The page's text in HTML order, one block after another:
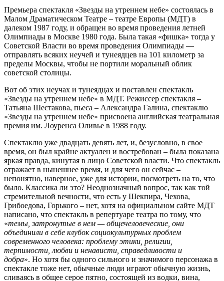
Премьера спектакля «Звезды на утреннем небе» состоялась в
Малом Драматическом Театре – театре Европы (МДТ) в
далеком 1987 году, и обращен во время проведения летней
Олимпиады в Москве 1980 года. Была такая «фишка» тогда у
Советской Власти во время проведения Олимпиады —
отправлять всяких неучей и тунеядцев на 101 километр за
пределы Москвы, чтобы не портили моральный облик
советской столицы.
Вот об этих неучах и тунеядцах и поставлен спектакль
«Звезды на утреннем небе» в МДТ. Режиссер спектакля –
Татьяна Шестакова, пьеса – Александра Галина, спектаклю
«Звезды на утреннем небе» присвоена английская театральная
премия им. Лоуренса Оливье в 1988 году.
Спектаклю уже двадцать девять лет, и, безусловно, в свое
время, он был крайне актуален и востребован – была показана
яркая правда, кинутая в лицо Советской власти. Что спектакль
отражает в нынешнее время, и для чего он сейчас –
непонятно, наверное, уже для истории, посмотреть на то, что
было. Классика ли это? Неоднозначный вопрос, так как той
стремительной вечности, что есть у Шекпира, Чехова,
Грибоедова, Горького – нет, хотя на официальном сайте МДТ
написано, что спектакль в репертуаре театра по тому, что
«темы, затронутые в нем — общечеловеческие, они
объединили в себе клубок социокультурных проблем
современного человека: проблему этики, религии,
терпимости, любви и ненависти, справедливости и
добра». Но хотя бы одного сильного и значимого персонажа в
спектакле тоже нет, обычные люди играют обычную жизнь,
сливаясь в общее серое пятно, состоящей из водки, вина,